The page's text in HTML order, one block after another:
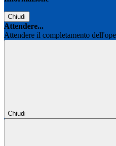
Chiudi
Attendere...
Attendere il completamento
Chiudi